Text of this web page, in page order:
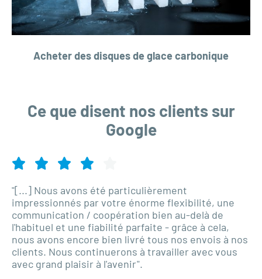
Acheter des disques de glace carbonique
Ce que disent nos clients sur
Google
"[...] Nous avons été particulièrement
impressionnés par votre énorme flexibilité, une
communication / coopération bien au-delà de
l'habituel et une fiabilité parfaite - grâce à cela,
nous avons encore bien livré tous nos envois à nos
clients. Nous continuerons à travailler avec vous
avec grand plaisir à l'avenir".